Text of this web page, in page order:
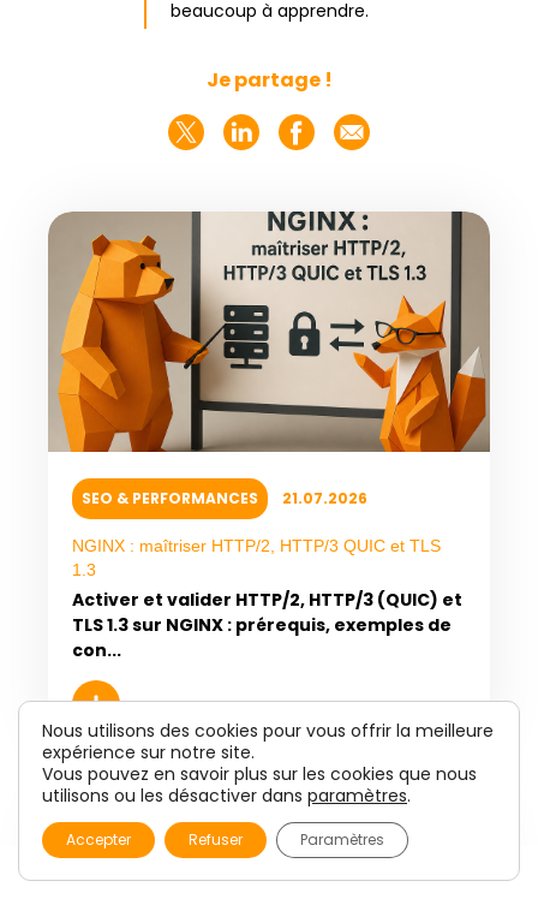
beaucoup à apprendre.
Je partage !
SEO & PERFORMANCES 21.07.2026
NGINX : maîtriser HTTP/2, HTTP/3 QUIC et TLS
1.3
Activer et valider HTTP/2, HTTP/3 (QUIC) et
TLS 1.3 sur NGINX : prérequis, exemples de
con...
Nous utilisons des cookies pour vous offrir la meilleure
expérience sur notre site.
Vous pouvez en savoir plus sur les cookies que nous
utilisons ou les désactiver dans paramètres.
Accepter Refuser Paramètres